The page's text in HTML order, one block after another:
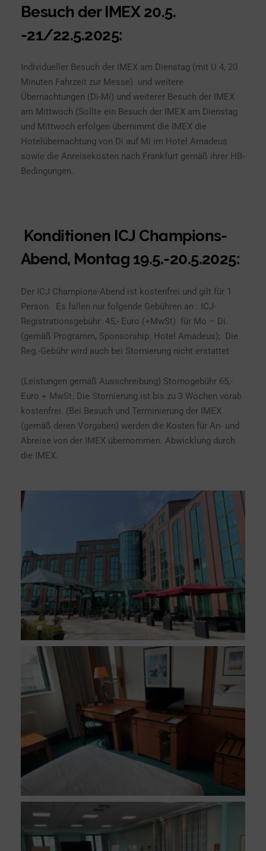
Besuch der IMEX 20.5.
-21/22.5.2025:
Individueller Besuch der IMEX am Dienstag (mit U 4, 20
Minuten Fahrzeit zur Messe) und weitere
Übernachtungen (Di-Mi) und weiterer Besuch der IMEX
am Mittwoch (Sollte ein Besuch der IMEX am Dienstag
und Mittwoch erfolgen übernimmt die IMEX die
Hotelübernachtung von Di auf Mi im Hotel Amadeus
sowie die Anreisekosten nach Frankfurt gemäß ihrer HB-
Bedingungen.
Konditionen ICJ Champions-
Abend, Montag 19.5.-20.5.2025:
Der ICJ Champions-Abend ist kostenfrei und gilt für 1
Person. Es fallen nur folgende Gebühren an : ICJ-
Registrationsgebühr 45,- Euro (+MwSt) für Mo – Di.
(gemäß Programm, Sponsorship: Hotel Amadeus); Die
Reg.-Gebühr wird auch bei Stornierung nicht erstattet
(Leistungen gemäß Ausschreibung) Stornogebühr 65,-
Euro + MwSt. Die Stornierung ist bis zu 3 Wochen vorab
kostenfrei. (Bei Besuch und Terminierung der IMEX
(gemäß deren Vorgaben) werden die Kosten für An- und
Abreise von der IMEX übernommen. Abwicklung durch
die IMEX.